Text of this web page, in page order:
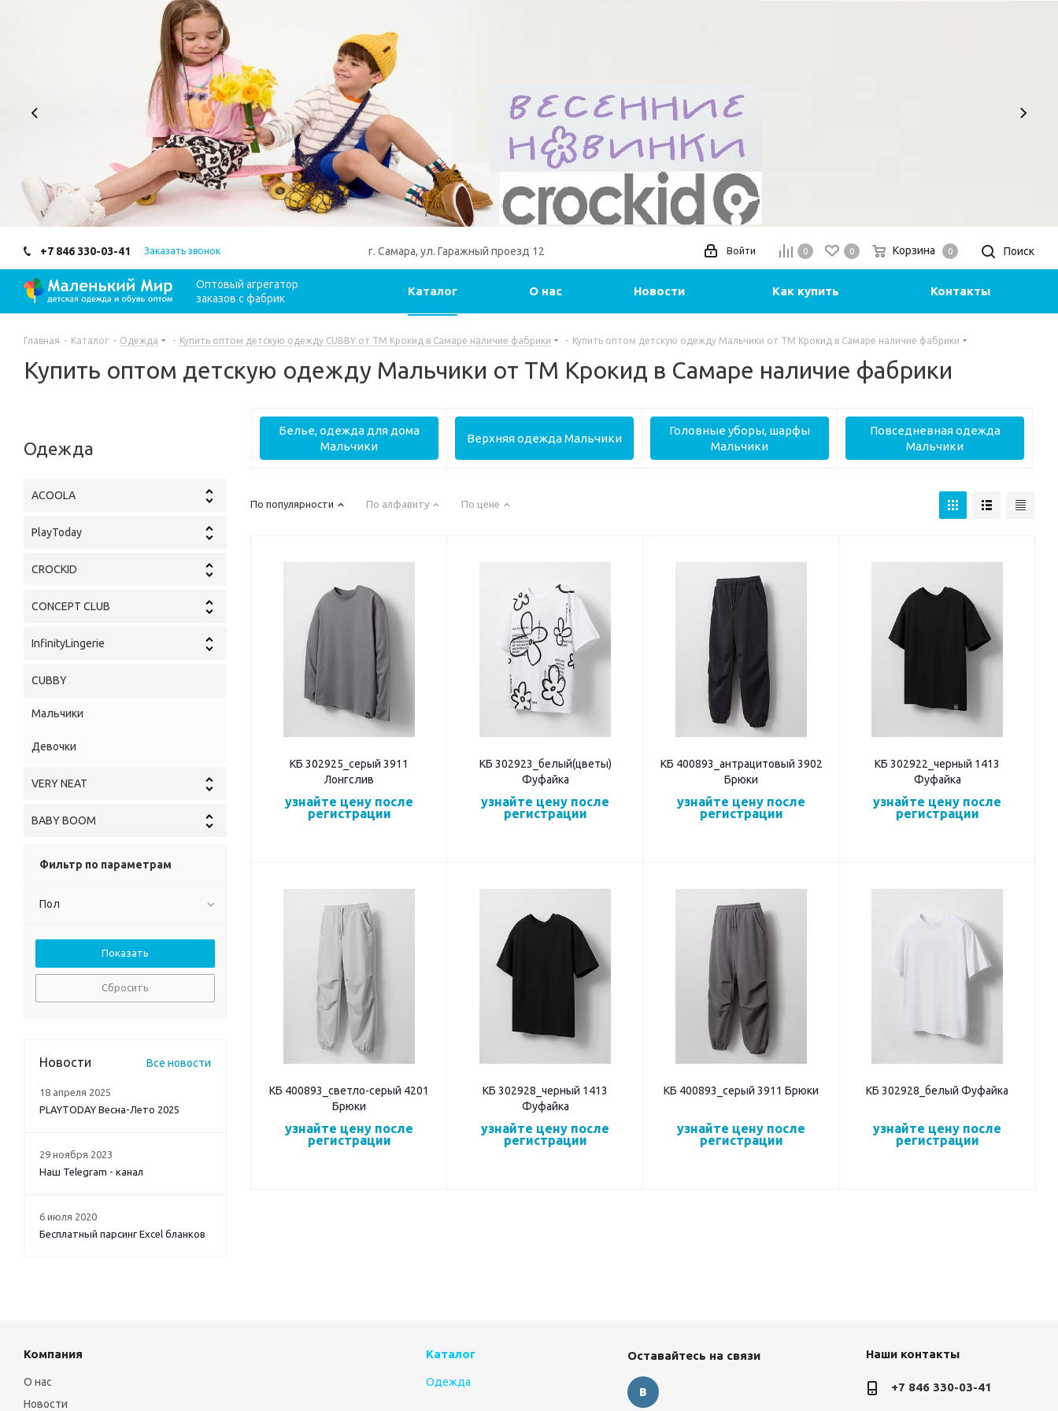
+7 846 330-03-41 Заказать звонок г. Самара, ул. Гаражный проезд 12 Поиск
0 0 Корзина 0
Войти
Оптовый агрегатор
заказов с фабрик
Каталог О нас Новости Как купить Контакты
Главная - Каталог - Одежда - Купить оптом детскую одежду CUBBY от ТМ Крокид в Самаре наличие фабрики - Купить оптом детскую одежду Мальчики от ТМ Крокид в Самаре наличие фабрики
Купить оптом детскую одежду Мальчики от ТМ Крокид в Самаре наличие фабрики
Белье, одежда для дома
Мальчики
Верхняя одежда Мальчики
Головные уборы, шарфы
Мальчики
Повседневная одежда
Мальчики
По популярности По алфавиту По цене
КБ 302925_серый 3911
Лонгслив
узнайте цену после
регистрации
КБ 302923_белый(цветы)
Фуфайка
узнайте цену после
регистрации
КБ 400893_антрацитовый 3902
Брюки
узнайте цену после
регистрации
КБ 302922_черный 1413
Фуфайка
узнайте цену после
регистрации
КБ 400893_светло-серый 4201
Брюки
узнайте цену после
регистрации
КБ 302928_черный 1413
Фуфайка
узнайте цену после
регистрации
КБ 400893_серый 3911 Брюки
узнайте цену после
регистрации
КБ 302928_белый Фуфайка
узнайте цену после
регистрации
Одежда
ACOOLA
PlayToday
CROCKID
CONCEPT CLUB
InfinityLingerie
CUBBY
Мальчики
Девочки
VERY NEAT
BABY BOOM
Фильтр по параметрам
Пол
Сбросить
Новости Все новости
18 апреля 2025
PLAYTODAY Весна-Лето 2025
29 ноября 2023
Наш Telegram - канал
6 июля 2020
Бесплатный парсинг Excel бланков
Компания
О нас
Новости
Каталог
Одежда
Оставайтесь на связи Наши контакты
+7 846 330-03-41